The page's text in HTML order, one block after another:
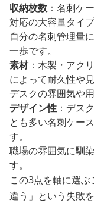
収納枚数 ：名刺ケ
対応の大容量タイ
自分の名刺管理量
一歩です。
素材：木製・アク
によって耐久性や
デスクの雰囲気や
デザイン性 ：デス
とも多い名刺ケー
す。
職場の雰囲気に馴
す。
この3点を軸に選
違う」という失敗